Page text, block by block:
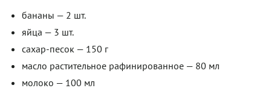
бананы — 2 шт.
яйца — 3 шт.
сахар-песок — 150 г
масло растительное рафинированное — 80 мл
молоко — 100 мл